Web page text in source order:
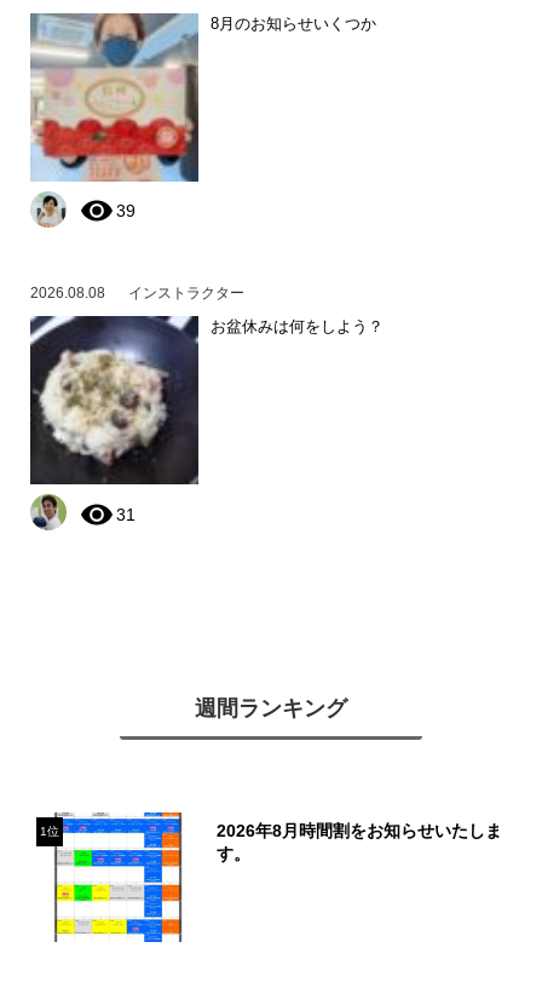
8月のお知らせいくつか
39
2026.08.08 インストラクター
お盆休みは何をしよう？
31
週間ランキング
1位
2026年8月時間割をお知らせいたしま
す。